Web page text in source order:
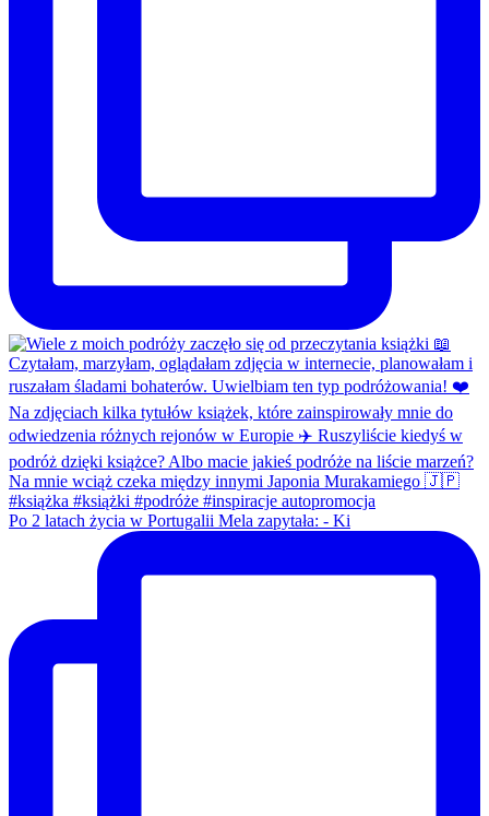
Po 2 latach życia w Portugalii Mela zapytała: - Ki